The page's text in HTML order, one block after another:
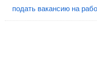
подать вакансию на